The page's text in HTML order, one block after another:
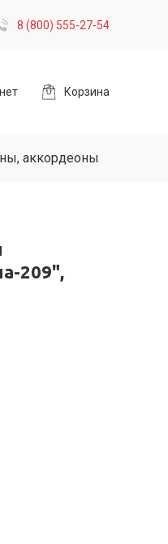
8 (800) 555-27-54
Корзина
аккордеоны
209",